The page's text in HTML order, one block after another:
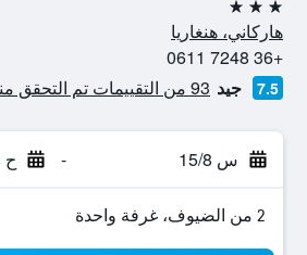
3 نجوم
هاركاني، هنغاريا
+36 7248 0611
7.5 جيد 93 من التقييمات تم التحقق منها
س 15/8 - ح 16/8
2 من الضيوف، غرفة واحدة